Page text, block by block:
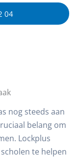
04
nog steeds aan
belang om
Lockplus
te helpen